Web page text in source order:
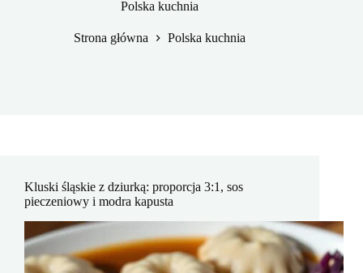
Polska kuchnia
Strona główna Polska kuchnia
Kluski śląskie z dziurką: proporcja 3:1, sos
pieczeniowy i modra kapusta